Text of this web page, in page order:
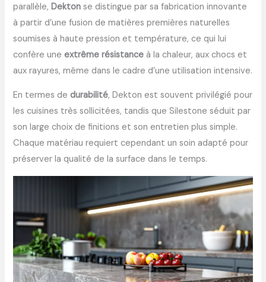
parallèle, Dekton se distingue par sa fabrication innovante
à partir d’une fusion de matières premières naturelles
soumises à haute pression et température, ce qui lui
confère uneextrême résistance à la chaleur, aux chocs et
aux rayures, même dans le cadre d’une utilisation intensive.
En termes dedurabilité, Dekton est souvent privilégié pour
les cuisines très sollicitées, tandis que Silestone séduit par
son large choix de finitions et son entretien plus simple.
Chaque matériau requiert cependant un soin adapté pour
préserver la qualité de la surface dans le temps.